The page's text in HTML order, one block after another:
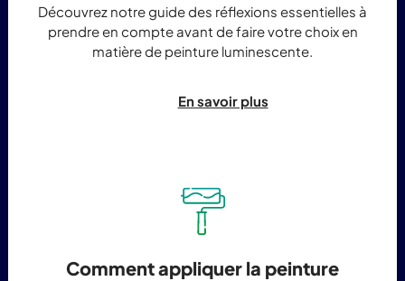
Découvrez notre guide des réflexions essentielles à
prendre en compte avant de faire votre choix en
matière de peinture luminescente.
En savoir plus
Comment appliquer la peinture